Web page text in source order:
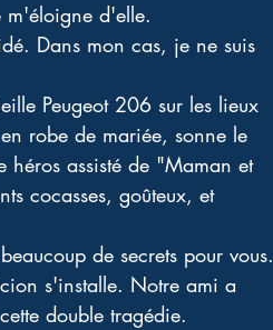
m'éloigne d'elle.
Dans mon cas, je ne suis
Peugeot 206 sur les lieux
robe de mariée, sonne le
héros assisté de "Maman et
cocasses, goûteux, et
de secrets pour vous.
s'installe. Notre ami a
double tragédie.